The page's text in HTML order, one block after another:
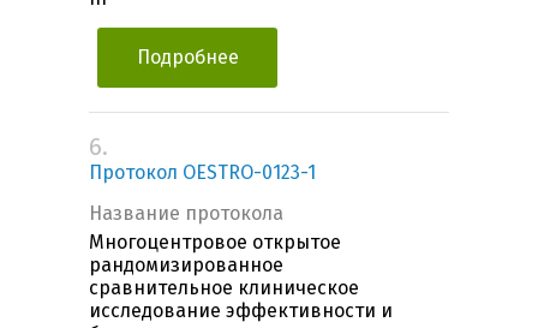
Подробнее
6.
Протокол OESTRO-0123-1
Название протокола
Многоцентровое открытое
рандомизированное
сравнительное клиническое
исследование эффективности и